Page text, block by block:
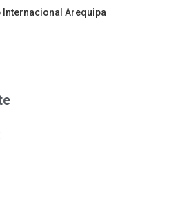
Internacional Arequipa